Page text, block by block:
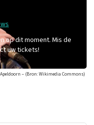
op dit moment. Mis de
uw tickets!
– (Bron: Wikimedia Commons)